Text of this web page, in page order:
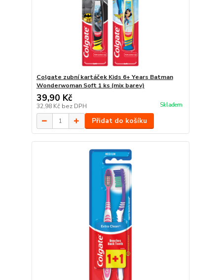
Colgate zubní kartáček Kids 6+ Years Batman
Wonderwoman Soft 1 ks (mix barev)
39,90 Kč
32,98 Kč bez DPH Skladem
Přidat do košíku